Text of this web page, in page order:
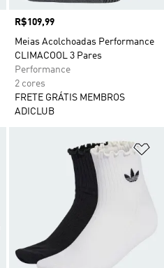
Preço
R$109,99
Meias Acolchoadas Performance
CLIMACOOL 3 Pares
Performance
2 cores
FRETE GRÁTIS MEMBROS
ADICLUB
Adicionar à Lista de Desejos